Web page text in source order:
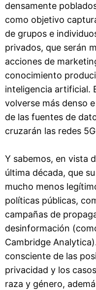
densamente
como objetivo
de grupos e
privados, que serán
acciones de
conocimiento
inteligencia artificial.
volverse más denso
de las fuentes de
cruzarán las redes
Y sabemos, en vista
última década, que
mucho menos
políticas públicas,
campañas de
desinformación
Cambridge
consciente de las
privacidad y los
raza y género,